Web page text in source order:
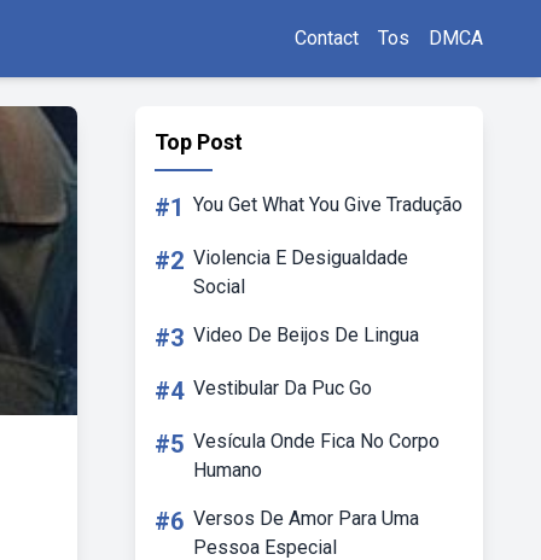
Contact Tos DMCA
Top Post
#1 You Get What You Give Tradução
#2 Violencia E Desigualdade
Social
#3 Video De Beijos De Lingua
#4 Vestibular Da Puc Go
#5 Vesícula Onde Fica No Corpo
Humano
#6 Versos De Amor Para Uma
Pessoa Especial